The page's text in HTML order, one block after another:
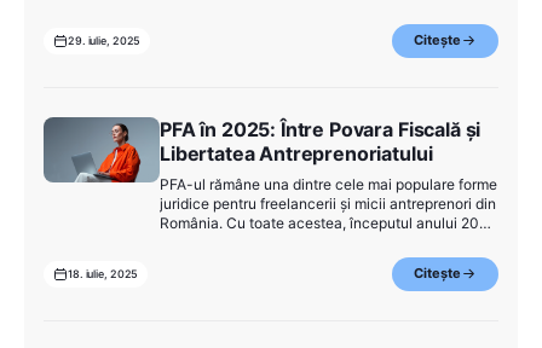
dumneavoastră prosperă. Anul 2025 aduce
reforme fiscale semnificative care afectează
afaceri este esențială pentru a rămâne competitiv.
Din fericire, platfor
29. iulie, 2025 Citește
PFA în 2025: Între Povara Fiscală și
Libertatea Antreprenoriatului
PFA-ul rămâne una dintre cele mai populare forme
juridice pentru freelancerii și micii antreprenori din
România. Cu toate acestea, începutul anului 2025
regulile jocului. Creșterea contribuțiilor, redefinirea
18. iulie, 2025 Citește